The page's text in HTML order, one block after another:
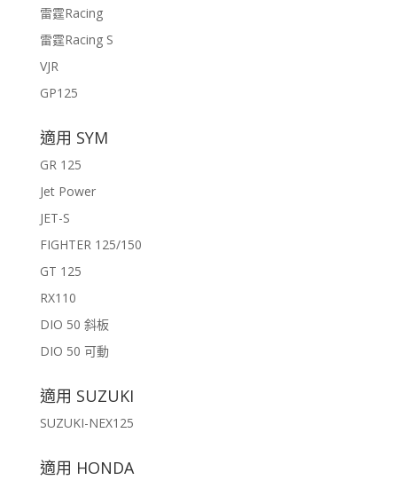
雷霆Racing
雷霆Racing S
VJR
GP125
適用 SYM
GR 125
Jet Power
JET-S
FIGHTER 125/150
GT 125
RX110
DIO 50 斜板
DIO 50 可動
適用 SUZUKI
SUZUKI-NEX125
適用 HONDA